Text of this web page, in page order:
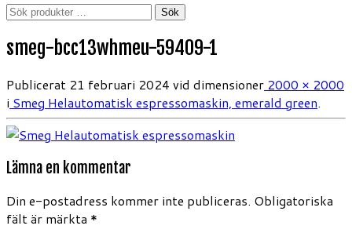
Sök
Sök
smeg-bcc13whmeu-59409-1
Publicerat 21 februari 2024 vid dimensioner 2000 × 2000
i Smeg Helautomatisk espressomaskin, emerald green.
Lämna en kommentar
Din e-postadress kommer inte publiceras. Obligatoriska
fält är märkta *